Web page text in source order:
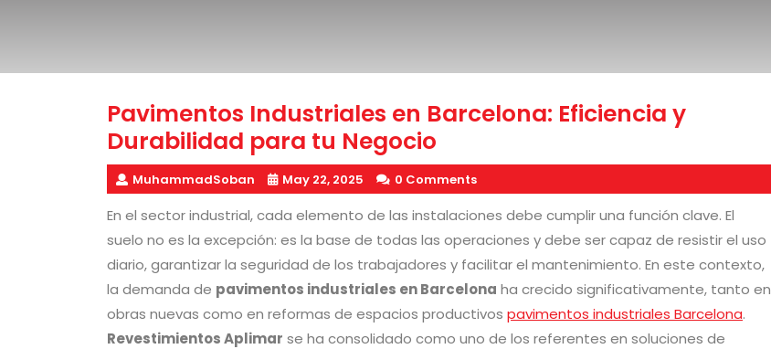
Pavimentos Industriales en Barcelona: Eficiencia y
Durabilidad para tu Negocio
MuhammadSoban May 22, 2025 0 Comments
En el sector industrial, cada elemento de las instalaciones debe cumplir una función clave. El
suelo no es la excepción: es la base de todas las operaciones y debe ser capaz de resistir el uso
diario, garantizar la seguridad de los trabajadores y facilitar el mantenimiento. En este contexto,
la demanda de pavimentos industriales en Barcelona ha crecido significativamente, tanto en
obras nuevas como en reformas de espacios productivos pavimentos industriales Barcelona.
Revestimientos Aplimar se ha consolidado como uno de los referentes en soluciones de